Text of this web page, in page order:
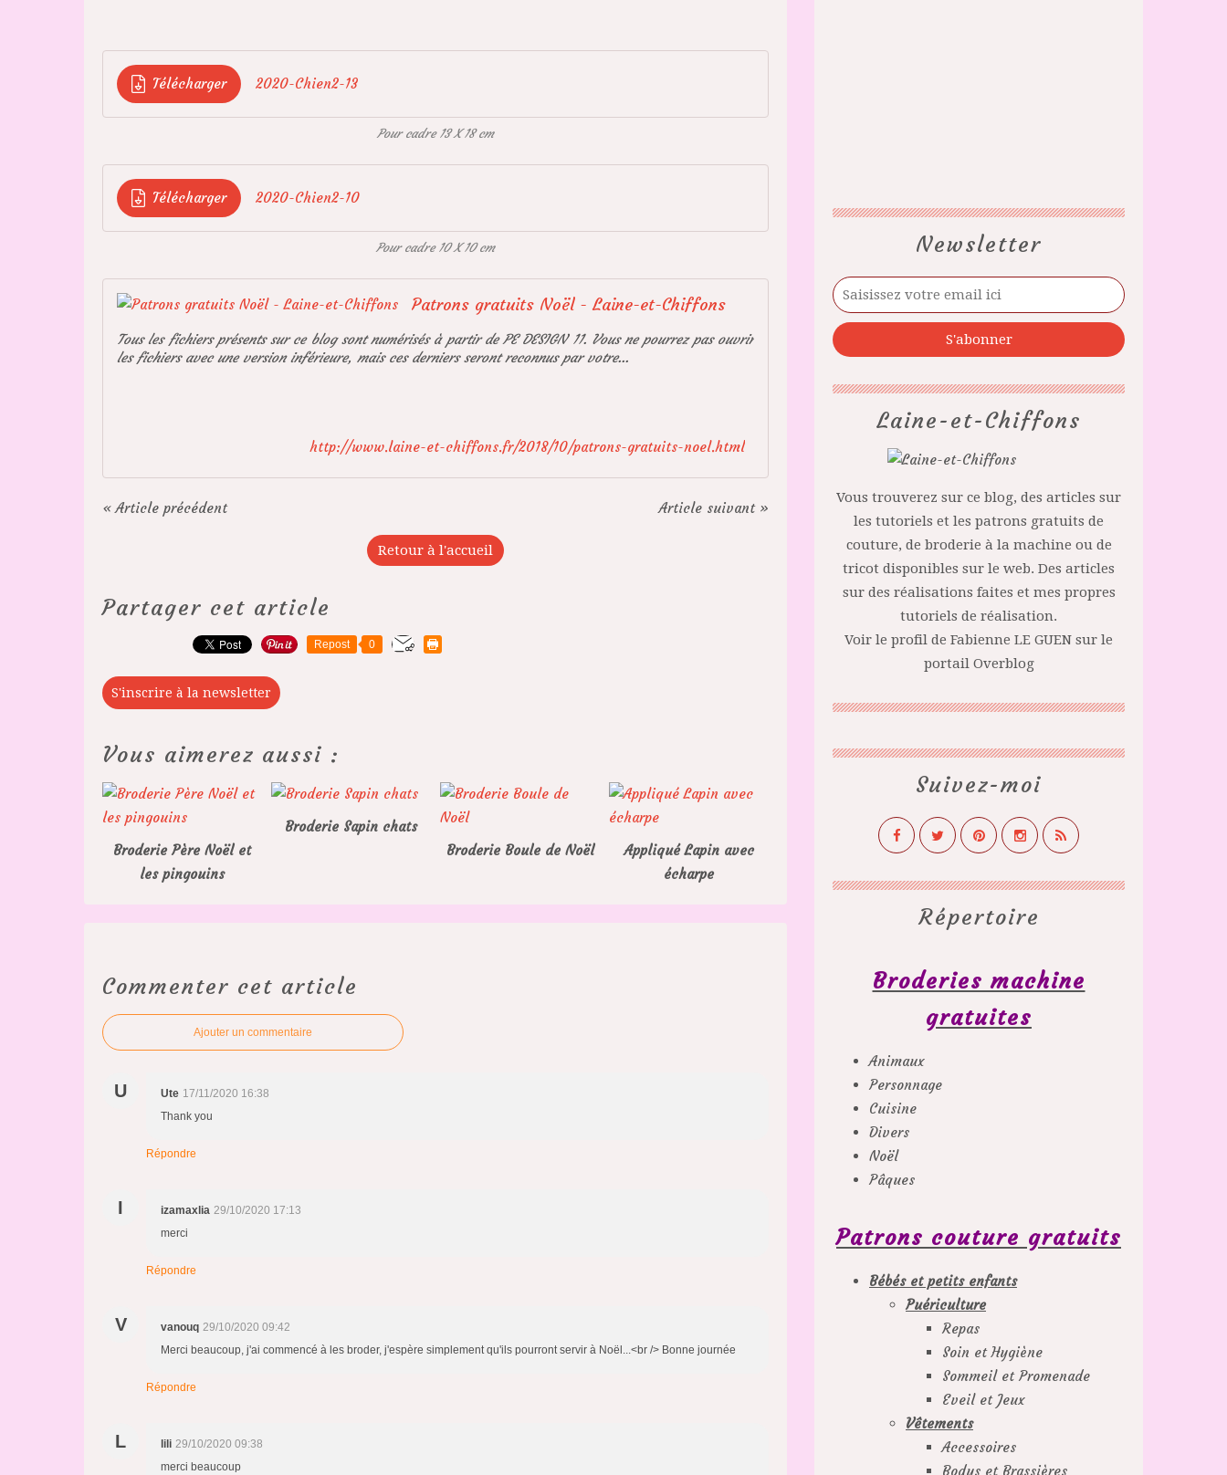
Télécharger 2020-Chien2-13
Pour cadre 13 X 18 cm
Télécharger 2020-Chien2-10
Pour cadre 10 X 10 cm
Patrons gratuits Noël - Laine-et-Chiffons
Tous les fichiers présents sur ce blog sont numérisés à partir de PE DESIGN 11. Vous ne pourrez pas ouvrir
les fichiers avec une version inférieure, mais ces derniers seront reconnus par votre...
http://www.laine-et-chiffons.fr/2018/10/patrons-gratuits-noel.html
« Article précédent Article suivant »
Retour à l'accueil
Partager cet article
Repost 0
S'inscrire à la newsletter
Vous aimerez aussi :
Broderie Père Noël et
les pingouins
Broderie Sapin chats
Broderie Boule de Noël
Appliqué Lapin avec
écharpe
Commenter cet article
Ajouter un commentaire
U Ute 17/11/2020 16:38
Thank you
Répondre
I izamaxlia 29/10/2020 17:13
merci
Répondre
V vanouq 29/10/2020 09:42
Merci beaucoup, j'ai commencé à les broder, j'espère simplement qu'ils pourront servir à Noël...<br /> Bonne journée
Répondre
L lili 29/10/2020 09:38
merci beaucoup
Newsletter
Laine-et-Chiffons
Vous trouverez sur ce blog, des articles sur
les tutoriels et les patrons gratuits de
couture, de broderie à la machine ou de
tricot disponibles sur le web. Des articles
sur des réalisations faites et mes propres
tutoriels de réalisation.
Voir le profil de Fabienne LE GUEN sur le
portail Overblog
Suivez-moi
Répertoire
Broderies machine
gratuites
Animaux
Personnage
Cuisine
Divers
Noël
Pâques
Patrons couture gratuits
Bébés et petits enfants
Puériculture
Repas
Soin et Hygiène
Sommeil et Promenade
Eveil et Jeux
Vêtements
Accessoires
Bodys et Brassières